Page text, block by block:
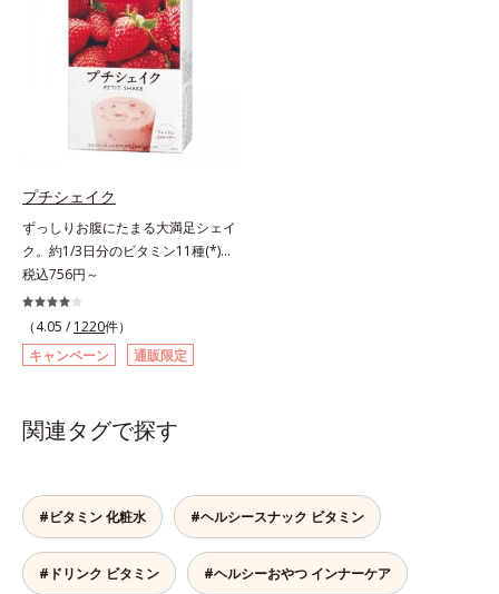
の香りや味をできるだけカットし
た、まるでフルーツゼリーのように
みずみずしいゼリーです。個包装の
スティックタイプだから、いつでも
どこでも片手でおいしくコラーゲン
をチャージできます。年齢と共に気
になる悩みも、おやつやデザート時
しょう。脂肪分ゼロ＆1袋20kcal
で、ダイエット中でも安心です。各
商品の詳しい情報は商品ページをご
覧ください。・BEAUTY夏祭りは、
こちら
プチシェイク
ずっしりお腹にたまる大満足シェイ
ク。約1/3日分のビタミン11種(*)・
鉄分・食物繊維配合でダイエットと
美容をしっかりサポート。食事とお
きかえるだけで簡単にカロリーを抑
えつつ、果実のいいところをまるご
と使って栄養バランスUP。食物繊
なダイエットを後押しします。さら
い栄養、空腹具合に合わせて食べ方
のアレンジは自由自在！自然な果実
の味を活かした美味しさで、ハッピ
ーなダイエットを目指します。* ビ
税込756円～
（4.05 / 1220件）
キャンペーン
通販限定
関連タグで探す
#ビタミン 化粧水 #ヘルシースナック ビタミン
#ドリンク ビタミン #ヘルシーおやつ インナーケア